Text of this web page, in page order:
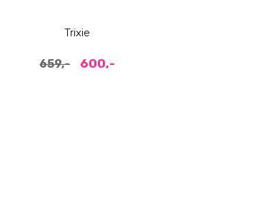
Trixie
659,- 600,-